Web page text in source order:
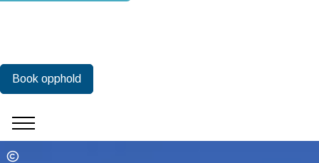
Book opphold